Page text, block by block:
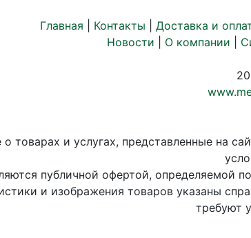
Главная Контакты Доставка и
Новости
О компании
товарах и услугах, представленные на
публичной офертой, определяемой
и изображения товаров указаны
требуют